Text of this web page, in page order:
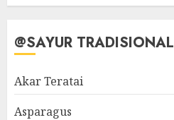
@SAYUR TRADISIONAL
Akar Teratai
Asparagus